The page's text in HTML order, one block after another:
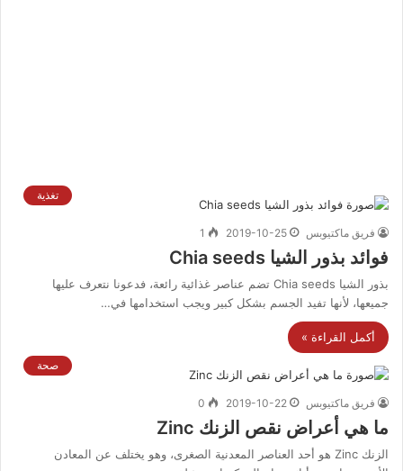
تغذية
فريق ماكتيوبس 2019-10-25
1
فوائد بذور الشيا Chia seeds
بذور الشيا Chia seeds تضم عناصر غذائية رائعة، فدعونا نتعرف عليها
جميعها، لأنها تفيد الجسم بشكل كبير ويجب استخدامها في…
أكمل القراءة »
صحة
فريق ماكتيوبس 2019-10-22
0
ما هي أعراض نقص الزنك Zinc
الزنك Zinc هو أحد العناصر المعدنية الصغرى، وهو يختلف عن المعادن